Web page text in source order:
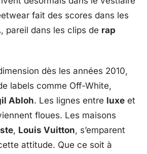
fait des scores dans les
pareil dans les clips de rap
dès les années 2010,
labels comme Off-White,
Abloh. Les lignes entre luxe et
floues. Les maisons
, Louis Vuitton, s’emparent
attitude. Que ce soit à